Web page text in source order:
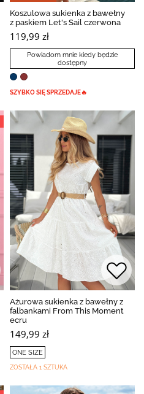
Koszulowa sukienka z bawełny
z paskiem Let's Sail czerwona
119,99 zł
Powiadom mnie kiedy będzie
dostępny
SZYBKO SIĘ SPRZEDAJE🔥
Ażurowa sukienka z bawełny z
falbankami From This Moment
ecru
149,99 zł
ONE SIZE
ZOSTAŁA 1 SZTUKA